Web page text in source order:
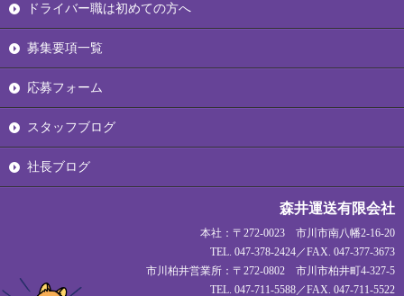
ドライバー職は初めての方へ
募集要項一覧
応募フォーム
スタッフブログ
社長ブログ
森井運送有限会社
本社：〒272-0023 市川市南八幡2-16-20
TEL. 047-378-2424／FAX. 047-377-3673
市川柏井営業所：〒272-0802 市川市柏井町4-327-5
TEL. 047-711-5588／FAX. 047-711-5522